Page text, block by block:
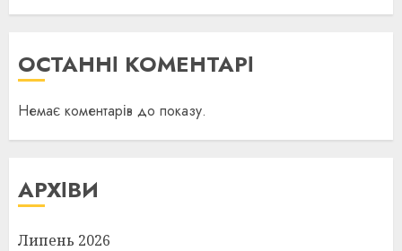
ОСТАННІ КОМЕНТАРІ
Немає коментарів до показу.
АРХІВИ
Липень 2026